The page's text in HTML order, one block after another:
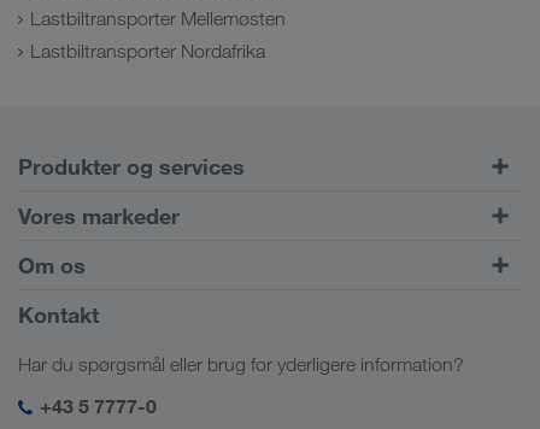
Lastbiltransporter Mellemøsten
Lastbiltransporter Nordafrika
Produkter og services
Vejtransport
Kundeportal CONNECT
Digitale løsninger
Brancheløsninger
Vores markeder
Europa
Kaukasus
Centralasien
Mellemøsten
Om os
Virksomhedsinformation
Socialt ansvar
SHEQ-management
Kontakt
Har du spørgsmål eller brug for yderligere information?
+43 5 7777-0